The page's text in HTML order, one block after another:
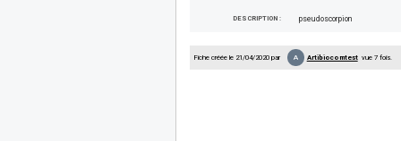
DESCRIPTION : pseudoscorpion
Fiche créée le 21/04/2020 par A Artibiocomtestvue 7 fois.